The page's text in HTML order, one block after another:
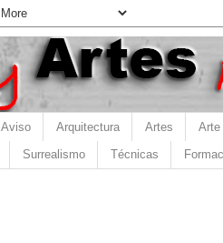
Aviso Arquitectura Artes Arte
Surrealismo Técnicas